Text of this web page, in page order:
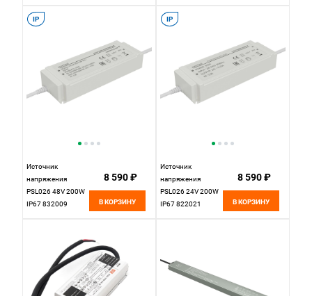
IP
Источник
напряжения
PSL026 48V 200W
IP67 832009
8 590 ₽
В КОРЗИНУ
IP
Источник
напряжения
PSL026 24V 200W
IP67 822021
8 590 ₽
В КОРЗИНУ